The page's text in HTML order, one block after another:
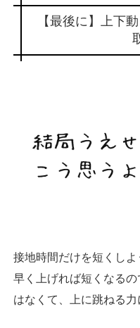
【最後に】上下
接地時間だけを短くし
早く上げれば短くなる
はなくて、上に跳ねる力